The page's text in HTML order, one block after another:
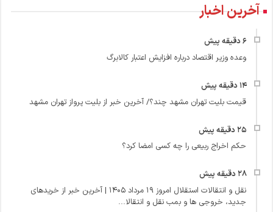
آخرین اخبار
وعده وزیر اقتصاد درباره افزایش اعتبار کالابرگ
قیمت بلیت تهران مشهد چند؟/ آخرین خبر از بلیت پرواز تهران مشهد
حکم اخراج ربیعی را چه کسی امضا کرد؟
نقل و انتقالات استقلال امروز ۱۹ مرداد ۱۴۰۵ | آخرین خبر از خریدهای
جدید، خروجی ها و بمب نقل و انتقالا...